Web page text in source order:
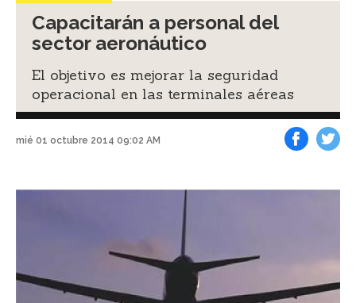
Capacitarán a personal del
sector aeronáutico
El objetivo es mejorar la seguridad
operacional en las terminales aéreas
mié 01 octubre 2014 09:02 AM